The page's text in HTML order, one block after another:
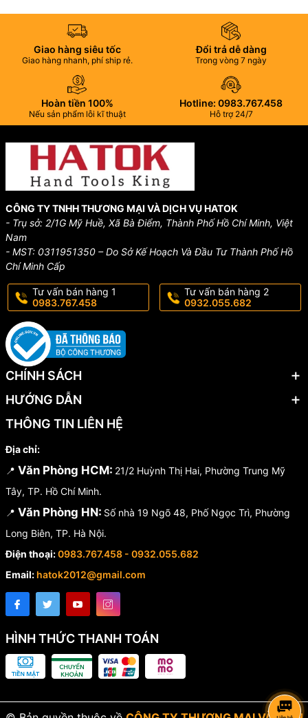
Giao hàng siêu tốc
Giao hàng nhanh, phí ship rẻ.
Đổi trả dễ dàng
Trong vòng 7 ngày
Hoàn tiền 100%
Nếu sản phẩm lỗi kĩ thuật
Hotline: 0983.767.458
Hỗ trợ 24/7
CÔNG TY TNHH THƯƠNG MẠI VÀ DỊCH VỤ HATOK
- Trụ sở: 2/1G Mỹ Huề, Xã Bà Điểm, Thành Phố Hồ Chí Minh, Việt
Nam
- MST: 0311951350 – Do Sở Kế Hoạch Và Đầu Tư Thành Phố Hồ
Chí Minh Cấp
Tư vấn bán hàng 1
0983.767.458
Tư vấn bán hàng 2
0932.055.682
CHÍNH SÁCH
HƯỚNG DẪN
THÔNG TIN LIÊN HỆ
Địa chỉ:
📍 Văn Phòng HCM: 21/2 Huỳnh Thị Hai, Phường Trung Mỹ
Tây, TP. Hồ Chí Minh.
📍 Văn Phòng HN: Số nhà 19 Ngõ 48, Phố Ngọc Trì, Phường
Long Biên, TP. Hà Nội.
Điện thoại:0983.767.458 - 0932.055.682
Email: hatok2012@gmail.com
HÌNH THỨC THANH TOÁN